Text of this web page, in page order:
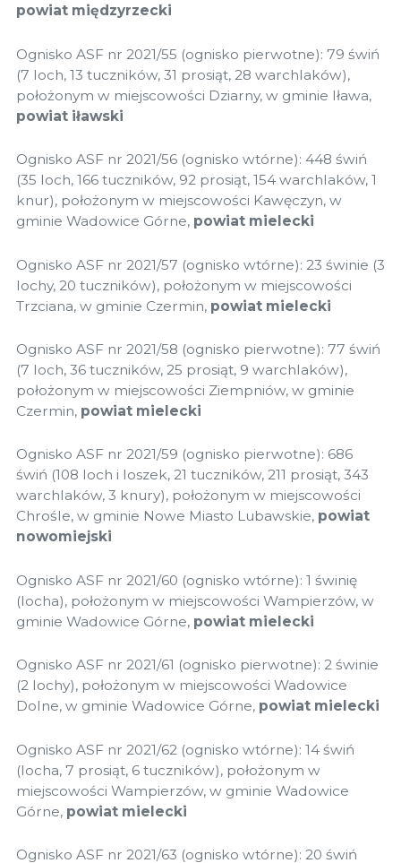
powiat międzyrzecki
Ognisko ASF nr 2021/55 (ognisko pierwotne): 79 świń
(7 loch, 13 tuczników, 31 prosiąt, 28 warchlaków),
położonym w miejscowości Dziarny, w gminie Iława,
powiat iławski
Ognisko ASF nr 2021/56 (ognisko wtórne): 448 świń
(35 loch, 166 tuczników, 92 prosiąt, 154 warchlaków, 1
knur), położonym w miejscowości Kawęczyn, w
gminie Wadowice Górne, powiat mielecki
Ognisko ASF nr 2021/57 (ognisko wtórne): 23 świnie (3
lochy, 20 tuczników), położonym w miejscowości
Trzciana, w gminie Czermin, powiat mielecki
Ognisko ASF nr 2021/58 (ognisko pierwotne): 77 świń
(7 loch, 36 tuczników, 25 prosiąt, 9 warchlaków),
położonym w miejscowości Ziempniów, w gminie
Czermin, powiat mielecki
Ognisko ASF nr 2021/59 (ognisko pierwotne): 686
świń (108 loch i loszek, 21 tuczników, 211 prosiąt, 343
warchlaków, 3 knury), położonym w miejscowości
Chrośle, w gminie Nowe Miasto Lubawskie, powiat
nowomiejski
Ognisko ASF nr 2021/60 (ognisko wtórne): 1 świnię
(locha), położonym w miejscowości Wampierzów, w
gminie Wadowice Górne, powiat mielecki
Ognisko ASF nr 2021/61 (ognisko pierwotne): 2 świnie
(2 lochy), położonym w miejscowości Wadowice
Dolne, w gminie Wadowice Górne, powiat mielecki
Ognisko ASF nr 2021/62 (ognisko wtórne): 14 świń
(locha, 7 prosiąt, 6 tuczników), położonym w
miejscowości Wampierzów, w gminie Wadowice
Górne, powiat mielecki
Ognisko ASF nr 2021/63 (ognisko wtórne): 20 świń